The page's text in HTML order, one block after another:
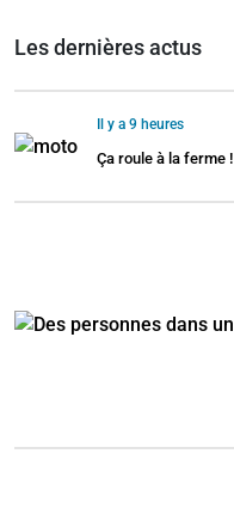
Les dernières actus
Il y a 9 heures
Ça roule à la ferme !